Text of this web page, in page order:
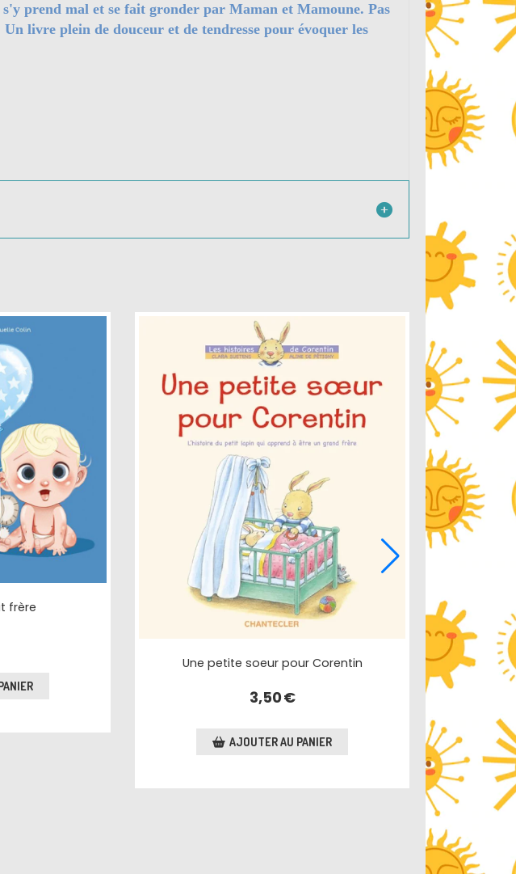
prend mal et se fait gronder par Maman et Mamoune. Pas
livre plein de douceur et de tendresse pour évoquer les
Je ne veux pas de petit frère
3,00€